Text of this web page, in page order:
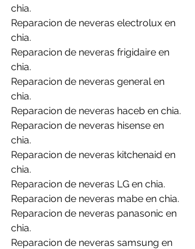
chia.
Reparacion de neveras electrolux en
chia.
Reparacion de neveras frigidaire en
chia.
Reparacion de neveras general en
chia.
Reparacion de neveras haceb en chia.
Reparacion de neveras hisense en
chia.
Reparacion de neveras kitchenaid en
chia.
Reparacion de neveras LG en chia.
Reparacion de neveras mabe en chia.
Reparacion de neveras panasonic en
chia.
Reparacion de neveras samsung en